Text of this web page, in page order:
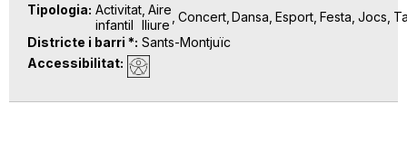
Tipologia Activitat
infantil
Aire
lliure Concert Dansa Esport Festa Jocs
Districte i barri * Sants-Montjuïc
Accessibilitat